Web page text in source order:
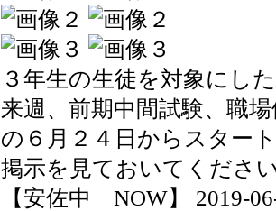
３年生の生徒を対象にし
来週、前期中間試験、職
の６月２４日からスター
掲示を見ておいてくださ
【安佐中 NOW】 2019-